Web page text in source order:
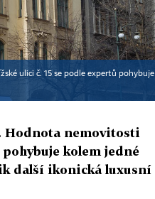
ulici č. 15 se podle expertů pohybuje
Hodnota nemovitosti
kolem jedné
další ikonická luxusní